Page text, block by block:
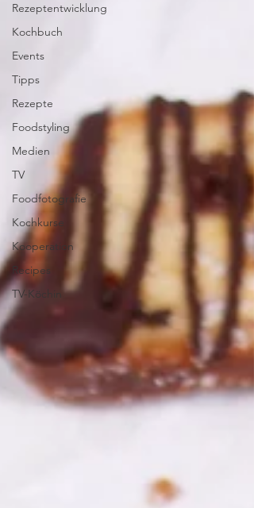
Rezeptentwicklung
Kochbuch
Events
Tipps
Rezepte
Foodstyling
Medien
TV
Foodfotografie
Kochkurse
Kooperation
Recipes
TV-Köchin